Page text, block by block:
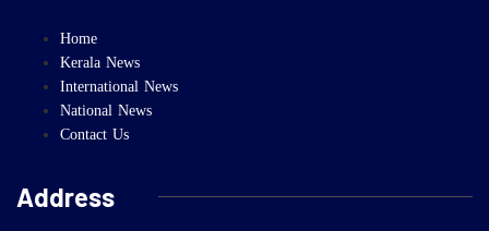
Home
Kerala News
International News
National News
Contact Us
Address